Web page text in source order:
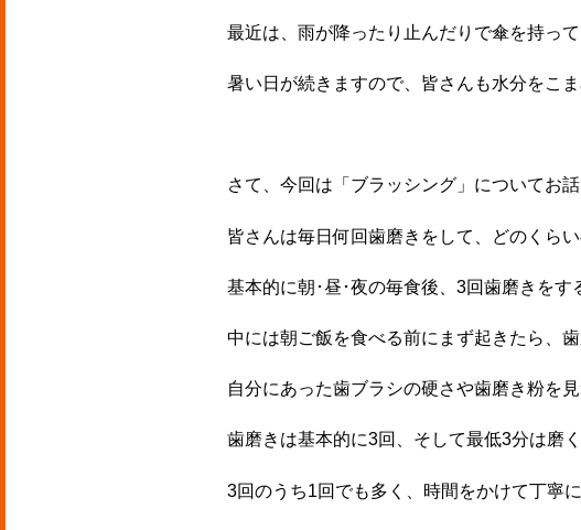
最近は、雨が降ったり止んだりで傘を持っ
暑い日が続きますので、皆さんも水分をこ
さて、今回は「ブラッシング」についてお
皆さんは毎日何回歯磨きをして、どのくら
基本的に朝･昼･夜の毎食後、3回歯磨きをす
中には朝ご飯を食べる前にまず起きたら、
自分にあった歯ブラシの硬さや歯磨き粉を見
歯磨きは基本的に3回、そして最低3分は磨
3回のうち1回でも多く、時間をかけて丁寧